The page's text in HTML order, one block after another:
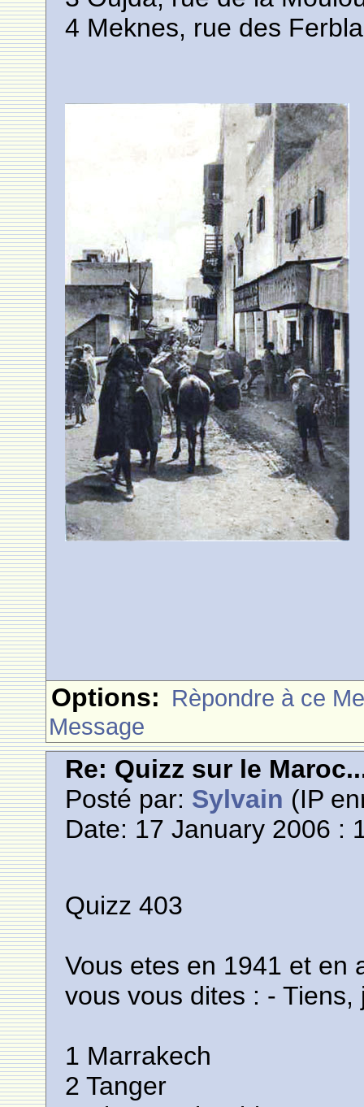
4 Meknes, rue des
Options: Rèpondre à ce
Message
Re: Quizz sur le
Posté par: Sylvain (IP
Date: 17 January 2006 :
Quizz 403
Vous etes en 1941 et en
vous vous dites : -
1 Marrakech
2 Tanger